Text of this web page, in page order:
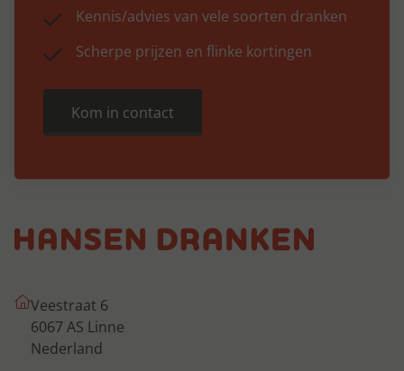
Kennis/advies van vele soorten dranken
Scherpe prijzen en flinke kortingen
Kom in contact
Veestraat 6
6067 AS Linne
Nederland